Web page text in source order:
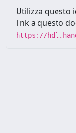
Utilizza questo
link a questo
https://